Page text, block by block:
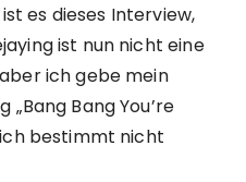
es dieses Interview,
ist nun nicht eine
ich gebe mein
„Bang Bang You’re
bestimmt nicht